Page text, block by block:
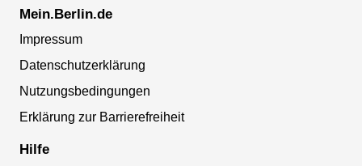
Mein.Berlin.de
Impressum
Datenschutzerklärung
Nutzungsbedingungen
Erklärung zur Barrierefreiheit
Hilfe